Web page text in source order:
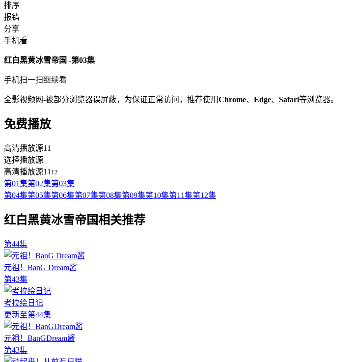
排序
报错
分享
手机看
红白黑黄冰雪帝国 -第03集
手机扫一扫继续看
全影视频网-被部分浏览器误屏蔽，为保证正常访问，推荐使用Chrome、 Edge、 Safari等浏览器。
免费播放
高清播放源11
选择播放源
高清播放源11 12
第01集第02集第03集
第04集第05集第06集第07集第08集第09集第10集第11集第12集
红白黑黄冰雪帝国相关推荐
第44集
元祖！BanG Dream酱
第43集
考拉绘日记
更新至第44集
元祖！BanGDream酱
第43集